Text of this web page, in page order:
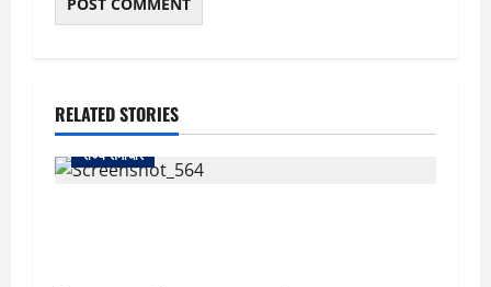
RELATED STORIES
राज्य समाचार